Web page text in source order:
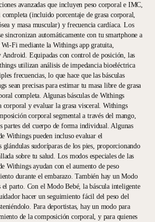
avanzadas que incluyen peso corporal e IMC,
(incluido porcentaje de grasa corporal,
y masa muscular) y frecuencia cardíaca. Los
sincronizan automáticamente con tu smartphone a
Fi mediante la Withings app gratuita,
Equipadas con control de posición, las
utilizan análisis de impedancia bioeléctrica
frecuencias, lo que hace que las básculas
sean precisas para estimar tu masa libre de grasa
completa. Algunas básculas de Withings
corporal y evaluar la grasa visceral. Withings
corporal segmental a través del mango,
partes del cuerpo de forma individual. Algunas
Withings pueden incluso evaluar el
glándulas sudoríparas de los pies, proporcionando
sobre tu salud. Los modos especiales de las
Withings ayudan con el aumento de peso
durante el embarazo. También hay un Modo
el parto. Con el Modo Bebé, la báscula inteligente
hacer un seguimiento fácil del peso del
Para deportistas, hay un modo para
de la composición corporal, y para quienes